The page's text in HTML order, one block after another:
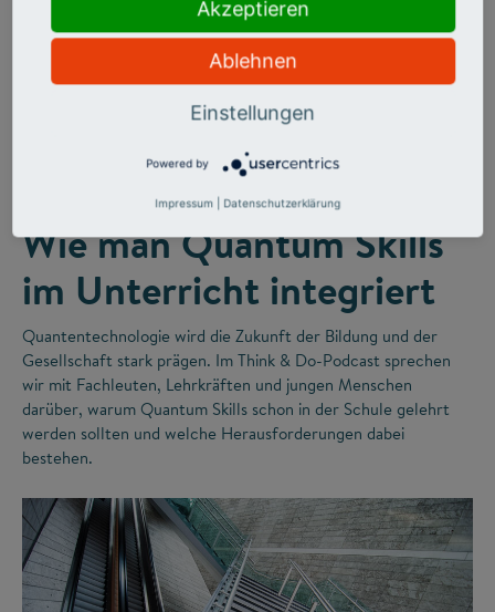
Wie man Quantum Skills
im Unterricht integriert
Quantentechnologie wird die Zukunft der Bildung und der
Gesellschaft stark prägen. Im Think & Do-Podcast sprechen
wir mit Fachleuten, Lehrkräften und jungen Menschen
darüber, warum Quantum Skills schon in der Schule gelehrt
werden sollten und welche Herausforderungen dabei
bestehen.
Akzeptieren
Ablehnen
Einstellungen
Powered by
Impressum Datenschutzerklärung